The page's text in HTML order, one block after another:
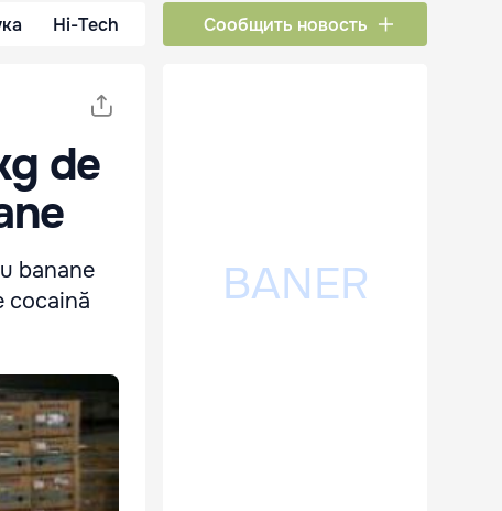
Hi-Tech Сообщить новость
de
banane
cocaină